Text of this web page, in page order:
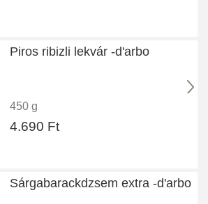
Piros ribizli lekvár -d'arbo
450 g
4.690 Ft
Sárgabarackdzsem extra -d'arbo